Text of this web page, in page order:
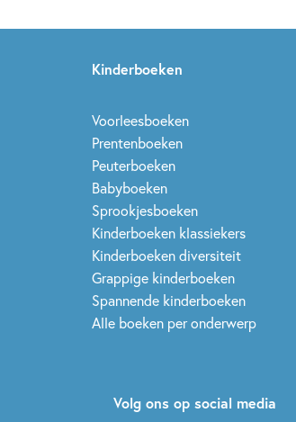
Kinderboeken
Voorleesboeken
Prentenboeken
Peuterboeken
Babyboeken
Sprookjesboeken
Kinderboeken klassiekers
Kinderboeken diversiteit
Grappige kinderboeken
Spannende kinderboeken
Alle boeken per onderwerp
Volg ons op social media